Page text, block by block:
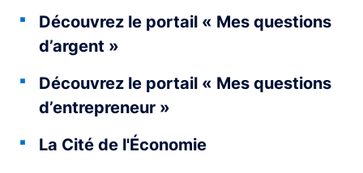
Découvrez le portail « Mes questions
d’argent »
Découvrez le portail « Mes questions
d’entrepreneur »
La Cité de l'Économie